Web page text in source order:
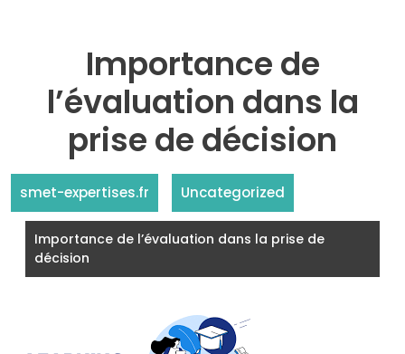
Importance de
l’évaluation dans la
prise de décision
smet-expertises.fr Uncategorized
Importance de l’évaluation dans la prise de
décision